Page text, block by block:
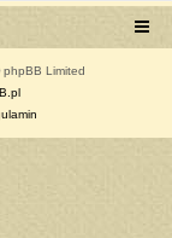
Limited